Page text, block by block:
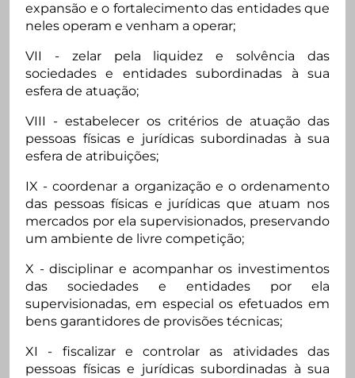
expansão e o fortalecimento das entidades que
neles operam e venham a operar;
VII - zelar pela liquidez e solvência das
sociedades e entidades subordinadas à sua
esfera de atuação;
VIII - estabelecer os critérios de atuação das
pessoas físicas e jurídicas subordinadas à sua
esfera de atribuições;
IX - coordenar a organização e o ordenamento
das pessoas físicas e jurídicas que atuam nos
mercados por ela supervisionados, preservando
um ambiente de livre competição;
X - disciplinar e acompanhar os investimentos
das sociedades e entidades por ela
supervisionadas, em especial os efetuados em
bens garantidores de provisões técnicas;
XI - fiscalizar e controlar as atividades das
pessoas físicas e jurídicas subordinadas à sua